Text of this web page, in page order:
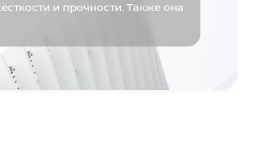
и прочности. Также она